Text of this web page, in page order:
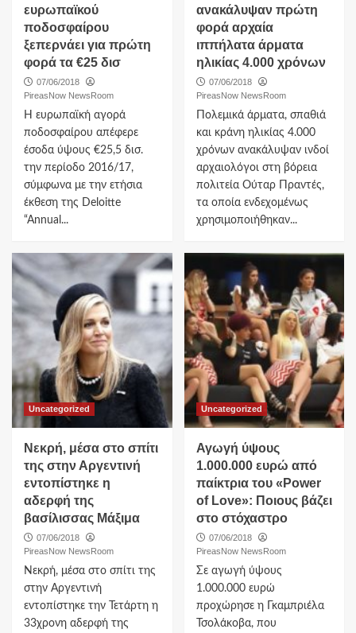
ευρωπαϊκού
ποδοσφαίρου
ξεπερνάει για πρώτη
φορά τα €25 δισ
07/06/2018
PireasNow NewsRoom
Η ευρωπαϊκή αγορά
ποδοσφαίρου απέφερε
έσοδα ύψους €25,5 δισ.
την περίοδο 2016/17,
σύμφωνα με την ετήσια
έκθεση της Deloitte
“Annual...
ανακάλυψαν πρώτη
φορά αρχαία
ιππήλατα άρματα
ηλικίας 4.000 χρόνων
07/06/2018
PireasNow NewsRoom
Πολεμικά άρματα, σπαθιά
και κράνη ηλικίας 4.000
χρόνων ανακάλυψαν ινδοί
αρχαιολόγοι στη βόρεια
πολιτεία Ούταρ Πραντές,
τα οποία ενδεχομένως
χρησιμοποιήθηκαν...
Uncategorized
Νεκρή, μέσα στο σπίτι
της στην Αργεντινή
εντοπίστηκε η
αδερφή της
βασίλισσας Μάξιμα
07/06/2018
PireasNow NewsRoom
Νεκρή, μέσα στο σπίτι της
στην Αργεντινή
εντοπίστηκε την Τετάρτη η
33χρονη αδερφή της
Uncategorized
Αγωγή ύψους
1.000.000 ευρώ από
παίκτρια του «Power
of Love»: Ποιους βάζει
στο στόχαστρο
07/06/2018
PireasNow NewsRoom
Σε αγωγή ύψους
1.000.000 ευρώ
προχώρησε η Γκαμπριέλα
Τσολάκοβα, που